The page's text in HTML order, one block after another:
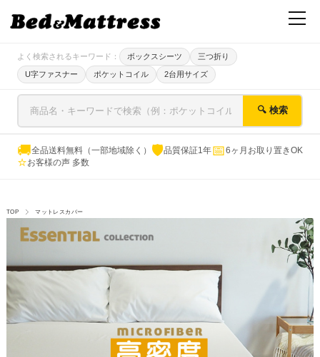
よく検索されるキーワード： ボックスシーツ 三つ折り
U字ファスナー ポケットコイル 2台用サイズ
🔍 検索
🚚全品送料無料（一部地域除く） 🛡品質保証1年📅6ヶ月お取り置きOK
⭐お客様の声 多数
TOP マットレスカバー